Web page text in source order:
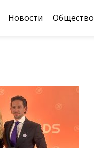
Новости Общество